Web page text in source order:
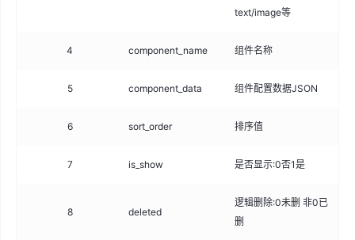
text/image等
4 component_name 组件名称
5 component_data 组件配置数据JSON
6 sort_order 排序值
7 is_show 是否显示:0否1是
8 deleted
逻辑删除:0未删 非0已
删